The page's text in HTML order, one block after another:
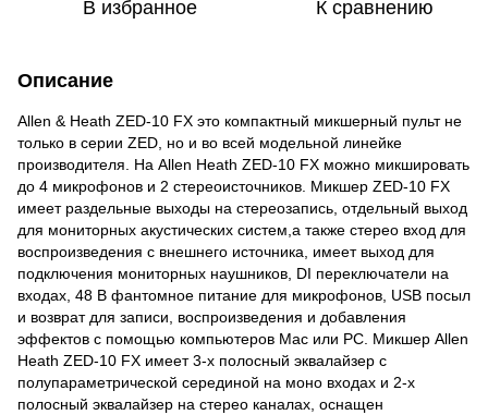
В избранное К сравнению
Описание
Allen & Heath ZED-10 FX это компактный микшерный пульт не
только в серии ZED, но и во всей модельной линейке
производителя. На Allen Heath ZED-10 FX можно микшировать
до 4 микрофонов и 2 стереоисточников. Микшер ZED-10 FX
имеет раздельные выходы на стереозапись, отдельный выход
для мониторных акустических систем,а также стерео вход для
воспроизведения с внешнего источника, имеет выход для
подключения мониторных наушников, DI переключатели на
входах, 48 В фантомное питание для микрофонов, USB посыл
и возврат для записи, воспроизведения и добавления
эффектов с помощью компьютеров Mac или PC. Микшер Allen
Heath ZED-10 FX имеет 3-х полосный эквалайзер с
полупараметрической серединой на моно входах и 2-х
полосный эквалайзер на стерео каналах, оснащен